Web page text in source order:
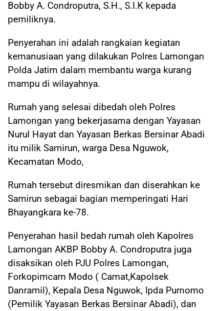
Bobby A. Condroputra, S.H., S.I.K kepada
pemiliknya.
Penyerahan ini adalah rangkaian kegiatan
kemanusiaan yang dilakukan Polres Lamongan
Polda Jatim dalam membantu warga kurang
mampu di wilayahnya.
Rumah yang selesai dibedah oleh Polres
Lamongan yang bekerjasama dengan Yayasan
Nurul Hayat dan Yayasan Berkas Bersinar Abadi
itu milik Samirun, warga Desa Nguwok,
Kecamatan Modo,
Rumah tersebut diresmikan dan diserahkan ke
Samirun sebagai bagian memperingati Hari
Bhayangkara ke-78.
Penyerahan hasil bedah rumah oleh Kapolres
Lamongan AKBP Bobby A. Condroputra juga
disaksikan oleh PJU Polres Lamongan,
Forkopimcam Modo ( Camat,Kapolsek
Danramil), Kepala Desa Nguwok, Ipda Purnomo
(Pemilik Yayasan Berkas Bersinar Abadi), dan